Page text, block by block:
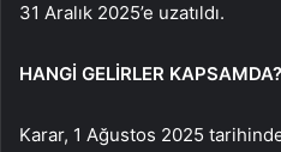
31 Aralık 2025’e uzatıldı.
HANGİ GELİRLER KAPSAMDA?
Karar, 1 Ağustos 2025